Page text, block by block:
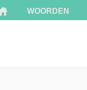
WOORDEN